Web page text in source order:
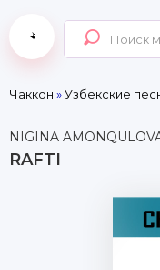
Чаккон »Узбекские
NIGINA
RAFTI